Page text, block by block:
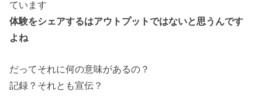
ています
体験をシェアするはアウトプットではないと思うんです
よね
だってそれに何の意味があるの？
記録？それとも宣伝？